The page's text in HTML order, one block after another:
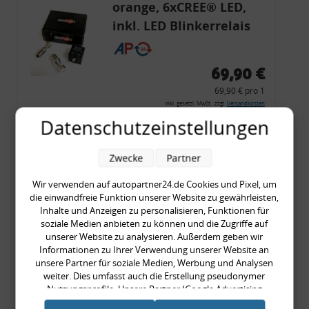
orange, 6xCREE® LED,
inkl. LED Blinkerrelais
CF 14
69,90 €
69,90 € pro 1
inkl. gesetzl. MwSt., zzgl. Versandkosten
Merkzettel
Zum Artikel
Rückleuchtenband mit
Blinker, rot, US-Ecken,
Audi 80 Cabrio, Typ 89,
OE-Nr.: 8G0945225 +
8G0945225C
999,99 €
Datenschutzeinstellungen
Wir verwenden auf autopartner24.de Cookies und Pixel, um
die einwandfreie Funktion unserer Website zu gewährleisten,
Inhalte und Anzeigen zu personalisieren, Funktionen für
soziale Medien anbieten zu können und die Zugriffe auf
unserer Website zu analysieren. Außerdem geben wir
Informationen zu Ihrer Verwendung unserer Website an
unsere Partner für soziale Medien, Werbung und Analysen
weiter. Dies umfasst auch die Erstellung pseudonymer
Nutzungsprofile. Unsere Partner (Google Advertising
Products) führen diese Informationen möglicherweise mit
Zwecke Partner